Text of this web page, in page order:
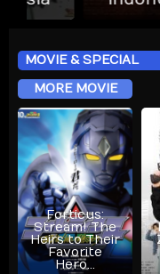
MOVIE & SPECIAL
MORE MOVIE
Forticus:
Stream! The
Heirs to Their
Favorite
Hero…